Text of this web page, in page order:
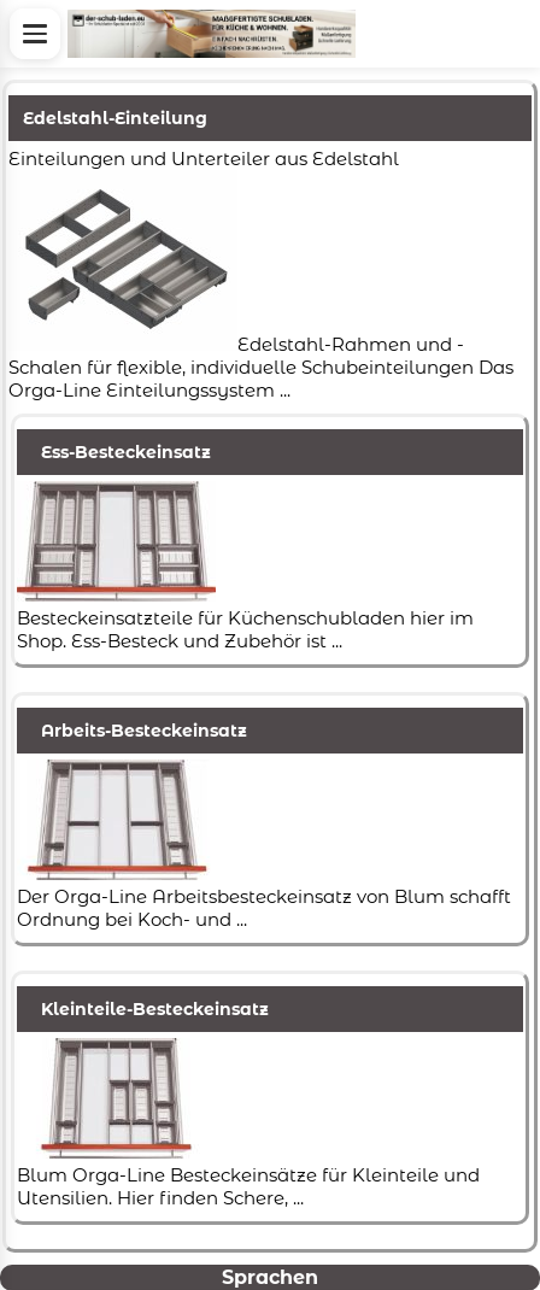
Sprachen
Edelstahl-Einteilung
Einteilungen und Unterteiler aus Edelstahl
Edelstahl-Rahmen und -
Schalen für flexible, individuelle Schubeinteilungen Das
Orga-Line Einteilungssystem ...
Ess-Besteckeinsatz
Besteckeinsatzteile für Küchenschubladen hier im
Shop. Ess-Besteck und Zubehör ist ...
Arbeits-Besteckeinsatz
Der Orga-Line Arbeitsbesteckeinsatz von Blum schafft
Ordnung bei Koch- und ...
Kleinteile-Besteckeinsatz
Blum Orga-Line Besteckeinsätze für Kleinteile und
Utensilien. Hier finden Schere, ...